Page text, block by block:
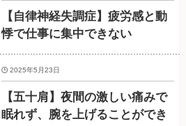
【自律神経失調症】疲労感と動
悸で仕事に集中できない
【五十肩】夜間の激しい痛みで
眠れず、腕を上げることができ
2025年5月23日